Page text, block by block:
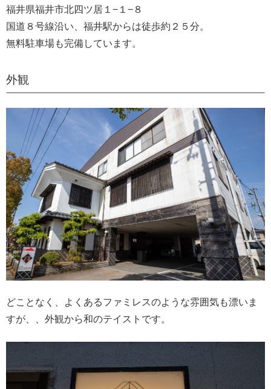
福井県福井市北四ツ居１−１−８
国道８号線沿い、福井駅からは徒歩約２５分。
無料駐車場も完備しています。
外観
どことなく、よくあるファミレスのような雰囲気も漂いま
すが、、外観から和のテイストです。